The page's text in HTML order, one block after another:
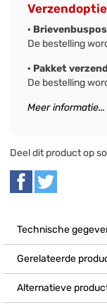
·
De bestelling
· Pakket
De bestelling
Meer informatie...
Deel dit product op
Technische
Gerelateerde
Alternatieve